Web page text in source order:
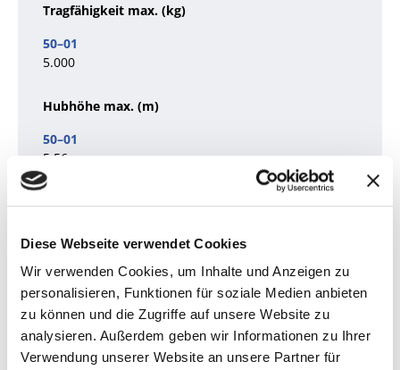
Diese Webseite verwendet Cookies
Wir verwenden Cookies, um Inhalte und Anzeigen zu
personalisieren, Funktionen für soziale Medien anbieten
zu können und die Zugriffe auf unsere Website zu
analysieren. Außerdem geben wir Informationen zu Ihrer
Verwendung unserer Website an unsere Partner für
Tragfähigkeit max. (kg)
5.000
Hubhöhe max. (m)
5,56
Freihub (m)
1,92
Eigengewicht (kg)
8.450